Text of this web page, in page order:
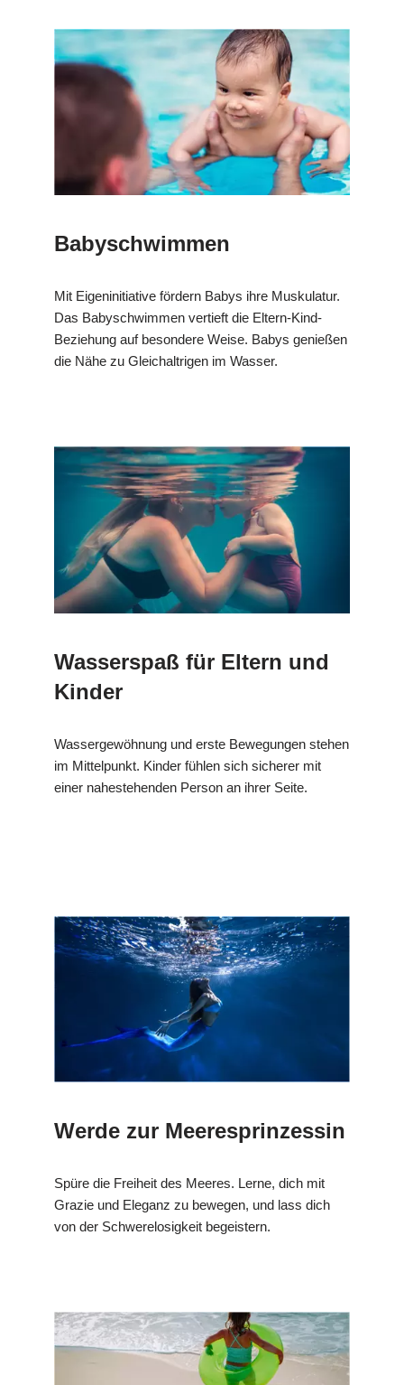
Babyschwimmen
Mit Eigeninitiative fördern Babys ihre Muskulatur.
Das Babyschwimmen vertieft die Eltern-Kind-
Beziehung auf besondere Weise. Babys genießen
die Nähe zu Gleichaltrigen im Wasser.
Wasserspaß für Eltern und
Kinder
Wassergewöhnung und erste Bewegungen stehen
im Mittelpunkt. Kinder fühlen sich sicherer mit
einer nahestehenden Person an ihrer Seite.
Werde zur Meeresprinzessin
Spüre die Freiheit des Meeres. Lerne, dich mit
Grazie und Eleganz zu bewegen, und lass dich
von der Schwerelosigkeit begeistern.